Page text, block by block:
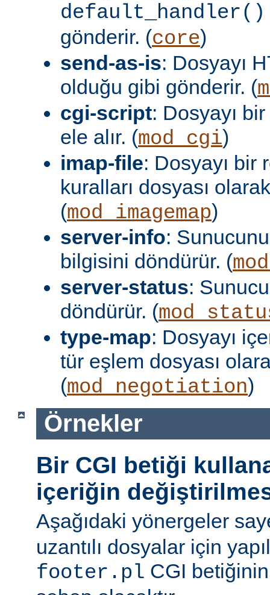
default_handler()
gönderir. (core)
send-as-is: Dosyayı
olduğu gibi gönderir. (
cgi-script: Dosyayı
ele alır. (mod_cgi)
imap-file: Dosyayı bir
kuralları dosyası
(mod_imagemap)
server-info:
bilgisini döndürür. (
server-status:
döndürür. (
type-map: Dosyayı
tür eşlem dosyası
(mod_negotiation)
Örnekler
Bir CGI betiği
içeriğin
Aşağıdaki yönergeler
uzantılı dosyalar için
footer.pl CGI